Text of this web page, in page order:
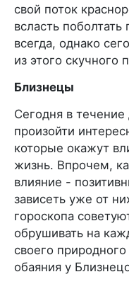
свой поток
всласть поболтать
всегда, однако
из этого скучного
Близнецы
Сегодня в
произойти
которые окажут
жизнь. Впрочем,
влияние -
зависеть уже от
гороскопа
обрушивать на
своего
обаяния у